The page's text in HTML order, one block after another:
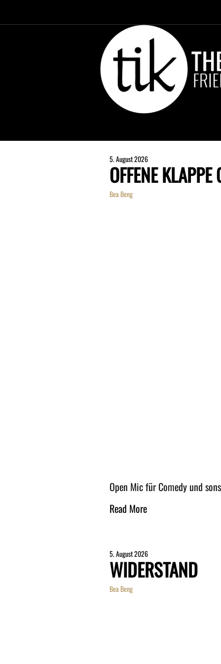
5. August 2026
OFFENE KLAPPE
Bea Beng
Open Mic für Comedy und
Read More
5. August 2026
WIDERSTAND
Bea Beng